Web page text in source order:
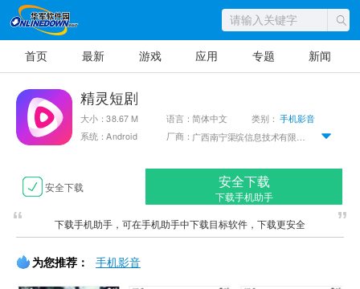
首页 最新 游戏 应用 专题 新闻
精灵短剧
大小：38.67 M 语言：简体中文 类别：手机影音
系统：Android
厂商：
安全下载 安全下载
下载手机助手
下载手机助手，可在手机助手中下载目标软件，下载更安全
为您推荐： 手机影音